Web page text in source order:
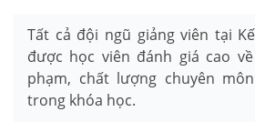
Tất cả đội ngũ giảng viên tại
được học viên đánh giá cao
phạm, chất lượng chuyên
trong khóa học.